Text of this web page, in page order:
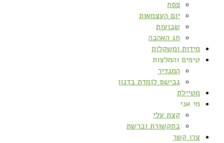
פסח
יום העצמאות
שבועות
חג האהבה
מידות ומשקלות
טיפים והמלצות
המגדיר
גבישס לומדת בדנון
מטיילת
מי אני
קצת עלי
בתקשורת וברשת
צרו קשר